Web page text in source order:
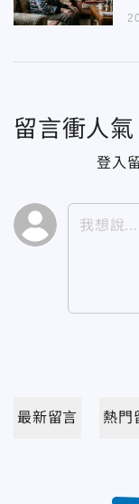
留言衝人氣
登入
最新留言 熱門